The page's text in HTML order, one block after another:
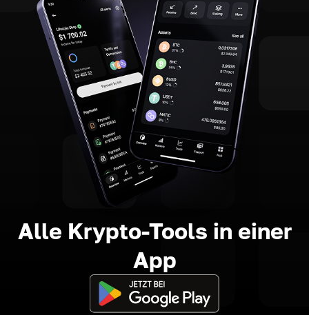
Alle Krypto-Tools in einer
App